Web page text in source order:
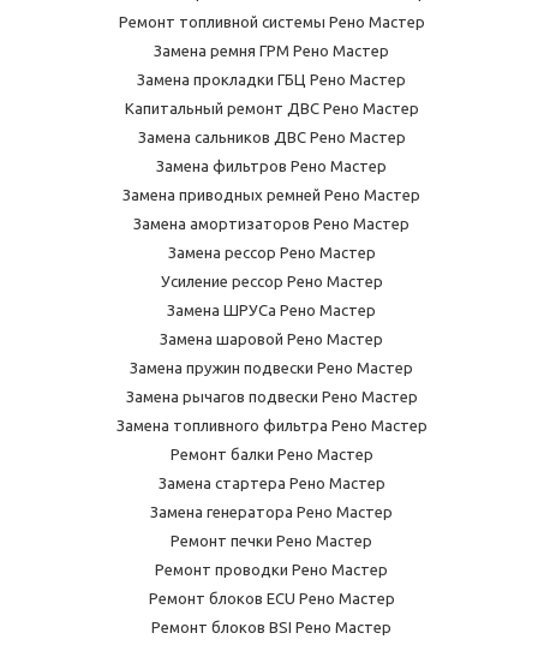
Ремонт топливной системы Рено Мастер
Замена ремня ГРМ Рено Мастер
Замена прокладки ГБЦ Рено Мастер
Капитальный ремонт ДВС Рено Мастер
Замена сальников ДВС Рено Мастер
Замена фильтров Рено Мастер
Замена приводных ремней Рено Мастер
Замена амортизаторов Рено Мастер
Замена рессор Рено Мастер
Усиление рессор Рено Мастер
Замена ШРУСа Рено Мастер
Замена шаровой Рено Мастер
Замена пружин подвески Рено Мастер
Замена рычагов подвески Рено Мастер
Замена топливного фильтра Рено Мастер
Ремонт балки Рено Мастер
Замена стартера Рено Мастер
Замена генератора Рено Мастер
Ремонт печки Рено Мастер
Ремонт проводки Рено Мастер
Ремонт блоков ECU Рено Мастер
Ремонт блоков BSI Рено Мастер